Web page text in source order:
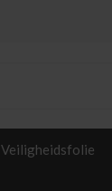
Veiligheidsfolie